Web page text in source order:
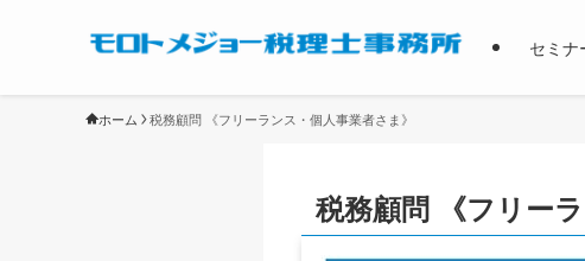
セミナ
ホーム 税務顧問 《フリーランス・個人事業者さま》
税務顧問 《フリー